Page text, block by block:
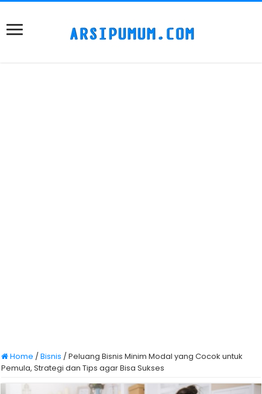
Home /Bisnis /Peluang Bisnis Minim Modal yang Cocok untuk
Pemula, Strategi dan Tips agar Bisa Sukses